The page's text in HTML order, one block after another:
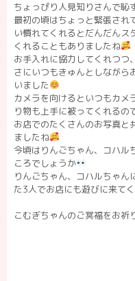
ちょっぴり人見知りさんで恥
最初の頃はちょっと緊張され
い慣れてくれるとだんだんス
くれることもありましたね
お手入れに協力してくれつつ
さにいつもきゅんとしながら
いました
カメラを向けるといつもカメ
り物も上手に被ってくれるの
お店でのたくさんのお写真と
ましたね
今頃はりんごちゃん、コハル
ころでしょうか
りんごちゃん、コハルちゃん
た3人でお店にも遊びに来て
こむぎちゃんのご冥福をお祈